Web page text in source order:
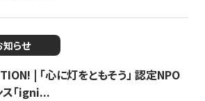
知らせ
| 「心に灯をともそう」 認定NPO
「igni...